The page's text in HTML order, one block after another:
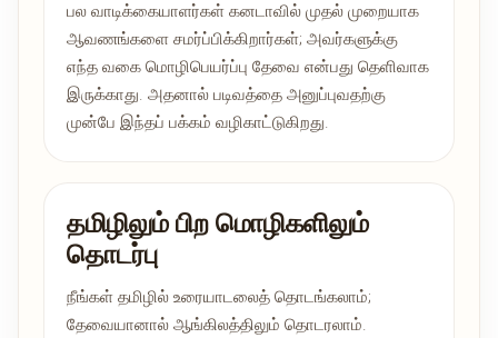
பல வாடிக்கையாளர்கள் கனடாவில் முதல் முறையாக
ஆவணங்களை சமர்ப்பிக்கிறார்கள்; அவர்களுக்கு
எந்த வகை மொழிபெயர்ப்பு தேவை என்பது தெளிவாக
இருக்காது. அதனால் படிவத்தை அனுப்புவதற்கு
முன்பே இந்தப் பக்கம் வழிகாட்டுகிறது.
தமிழிலும் பிற மொழிகளிலும்
தொடர்பு
நீங்கள் தமிழில் உரையாடலைத் தொடங்கலாம்;
தேவையானால் ஆங்கிலத்திலும் தொடரலாம்.